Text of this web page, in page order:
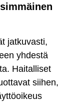
jatkuvasti,
yhdestä
Haitalliset
siihen,